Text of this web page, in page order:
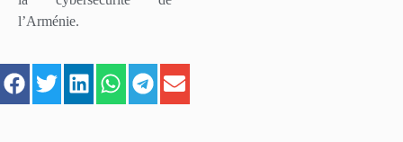
l’Arménie.